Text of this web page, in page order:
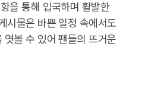
을 통해 입국하며 활발한
시물은 바쁜 일정 속에서도
볼 수 있어 팬들의 뜨거운